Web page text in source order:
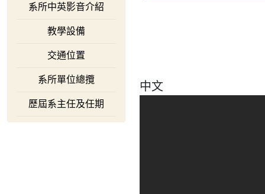
系所中英影音介紹
教學設備
交通位置
系所單位總攬
歷屆系主任及任期
中文